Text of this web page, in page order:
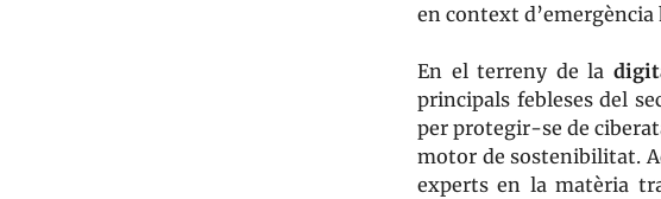
en context d’emergència
En el terreny de la
principals febleses del
per protegir-se de
motor de sostenibilitat.
experts en la matèria